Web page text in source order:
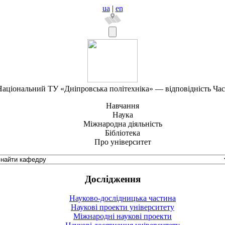
ua | en
ТУ «Дніпровська політехніка» — відповідність
Навчання
Наука
Міжнародна діяльність
Бібліотека
Про університет
Дослідження
Науково-дослідницька частина
Наукові проекти університету
Міжнародні наукові проекти